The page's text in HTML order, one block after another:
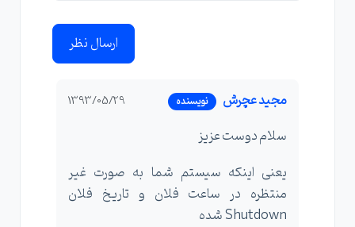
ارسال نظر
مجید عچرش نویسنده 1393/05/29
سلام دوست عزیز
یعنی اینکه سیستم شما به صورت غیر
منتظره در ساعت فلان و تاریخ فلان
Shutdown شده